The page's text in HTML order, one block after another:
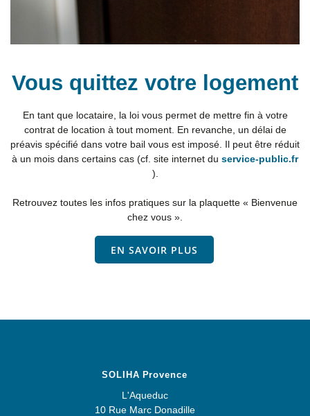
Vous quittez votre logement
En tant que locataire, la loi vous permet de mettre fin à votre
contrat de location à tout moment. En revanche, un délai de
préavis spécifié dans votre bail vous est imposé. Il peut être réduit
à un mois dans certains cas (cf. site internet du service-public.fr
).
Retrouvez toutes les infos pratiques sur la plaquette « Bienvenue
chez vous ».
EN SAVOIR PLUS
SOLIHA Provence
L'Aqueduc
10 Rue Marc Donadille